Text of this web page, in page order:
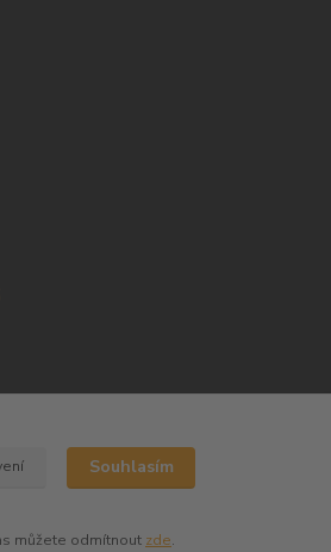
Dental 2K s.r.o
Souhlasím
můžete odmítnout zde.